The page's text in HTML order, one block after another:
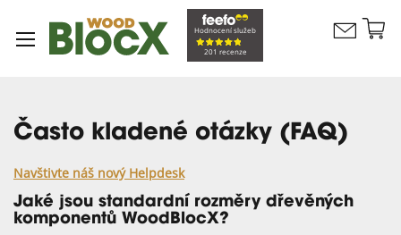
Hodnocení služeb
201 recenze
Kontaktujte
Často kladené otázky (FAQ)
Navštivte náš nový Helpdesk
Jaké jsou standardní rozměry dřevěných
komponentů WoodBlocX?